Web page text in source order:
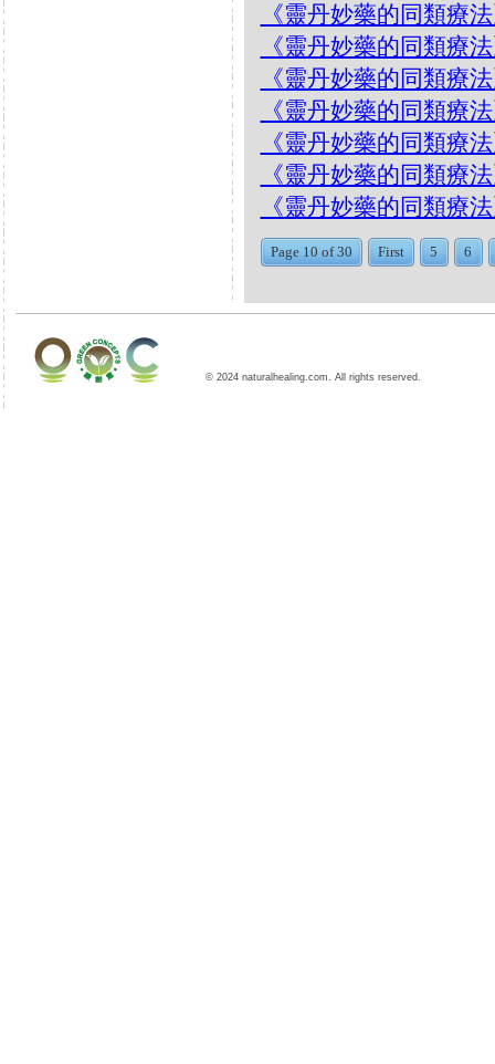
《靈丹妙藥的同類療
《靈丹妙藥的同類療
《靈丹妙藥的同類療
《靈丹妙藥的同類療
《靈丹妙藥的同類療
《靈丹妙藥的同類療
《靈丹妙藥的同類療
Page 10 of 30 First 5 6
© 2024 naturalhealing.com. All rights reserved.